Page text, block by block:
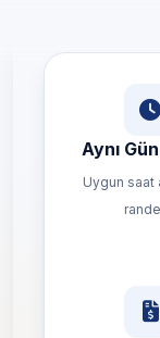
Aynı
Uygun saat